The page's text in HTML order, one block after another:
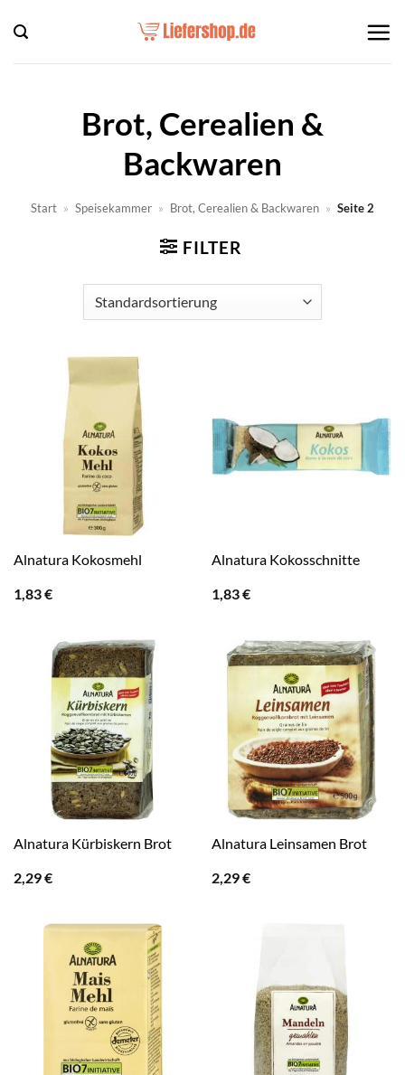
Inhalt
springen
Brot, Cerealien &
Backwaren
Start » Speisekammer » Brot, Cerealien & Backwaren » Seite 2
FILTER
Alnatura Kokosmehl
1,83€
Alnatura Kokosschnitte
1,83€
Alnatura Kürbiskern Brot
2,29€
Alnatura Leinsamen Brot
2,29€